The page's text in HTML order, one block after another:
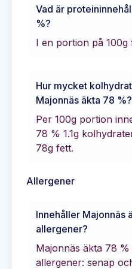
Vad är
%?
I en portion på 100g
Hur mycket
Majonnäs äkta 78 %?
Per 100g portion
78 % 1.1g
78g fett.
Allergener
Innehåller Majonnäs
allergener?
Majonnäs äkta 78
allergener: senap